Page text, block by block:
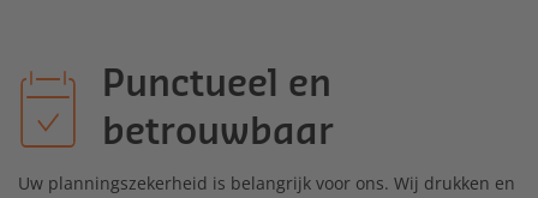
Punctueel en
betrouwbaar
Uw planningszekerheid is belangrijk voor ons. Wij drukken en